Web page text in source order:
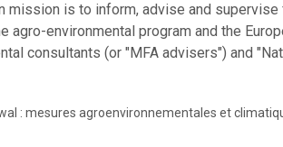
mission is to inform, advise and
environmental program and the
consultants (or "MFA advisers") and
: mesures agroenvironnementales et